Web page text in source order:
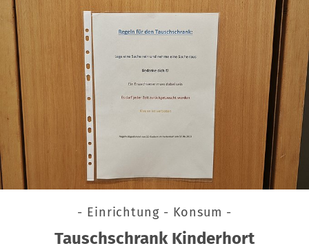
- Einrichtung - Konsum -
Tauschschrank Kinderhort